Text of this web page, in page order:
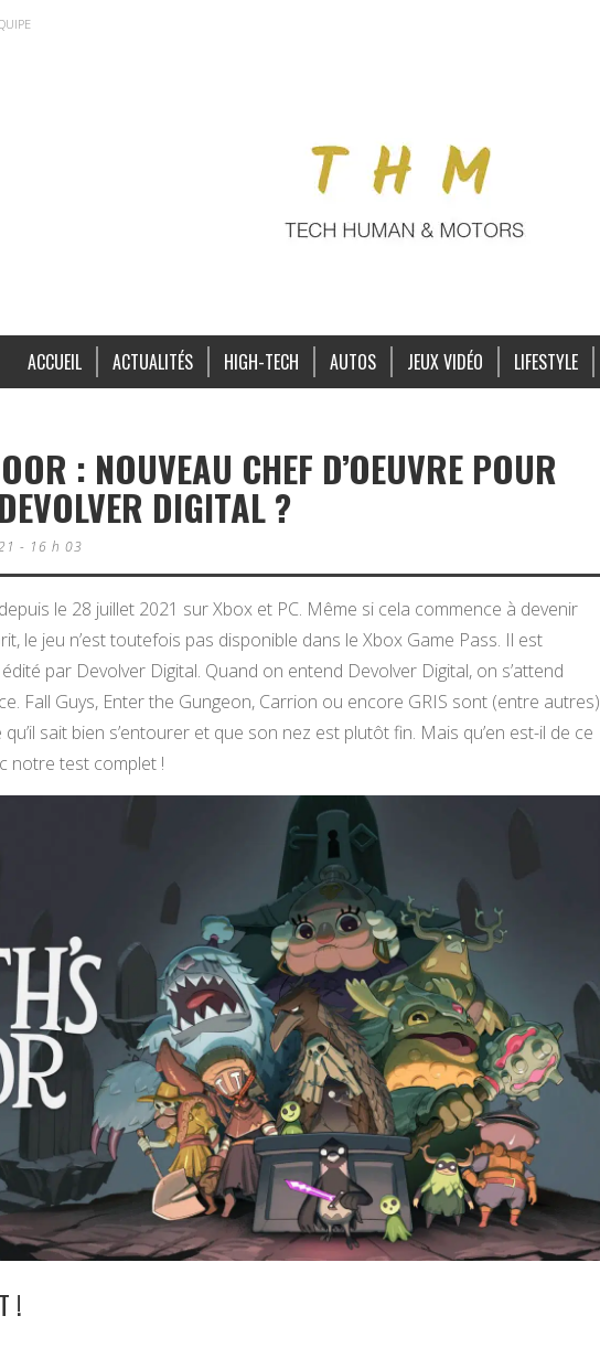
ACCUEIL ACTUALITÉS HIGH-TECH AUTOS JEUX VIDÉO LIFESTYLE
: NOUVEAU CHEF D’OEUVRE POUR
DIGITAL ?
- 16 h 03
le 28 juillet 2021 sur Xbox et PC. Même si cela commence à devenir
le jeu n’est toutefois pas disponible dans le Xbox Game Pass. Il est
par Devolver Digital. Quand on entend Devolver Digital, on s’attend
Fall Guys, Enter the Gungeon, Carrion ou encore GRIS sont (entre autres)
sait bien s’entourer et que son nez est plutôt fin. Mais qu’en est-il de ce
notre test complet !
!